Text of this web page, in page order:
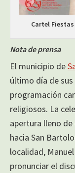
Cartel
Nota de prensa
El municipio de
último día de
programación
religiosos. La
apertura lleno
hacia San
localidad,
pronunciar el